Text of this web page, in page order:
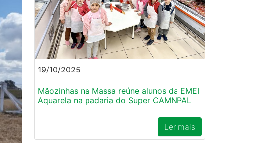
19/10/2025
Mãozinhas na Massa reúne alunos da EMEI
Aquarela na padaria do Super CAMNPAL
Ler mais